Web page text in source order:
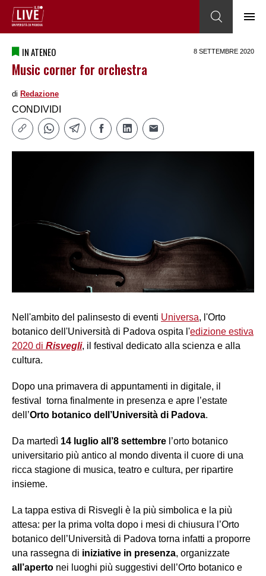
IN ATENEO 8 SETTEMBRE 2020
Music corner for orchestra
di Redazione
CONDIVIDI
Nell'ambito del palinsesto di eventi Universa, l'Orto
botanico dell'Università di Padova ospita l'edizione estiva
2020 di Risvegli, il festival dedicato alla scienza e alla
cultura.
Dopo una primavera di appuntamenti in digitale, il
festival torna finalmente in presenza e apre l’estate
dell’Orto botanico dell’Università di Padova.
Da martedì 14 luglio all’8 settembre l’orto botanico
universitario più antico al mondo diventa il cuore di una
ricca stagione di musica, teatro e cultura, per ripartire
insieme.
La tappa estiva di Risvegli è la più simbolica e la più
attesa: per la prima volta dopo i mesi di chiusura l’Orto
botanico dell’Università di Padova torna infatti a proporre
una rassegna di iniziative in presenza, organizzate
all’aperto nei luoghi più suggestivi dell’Orto botanico e